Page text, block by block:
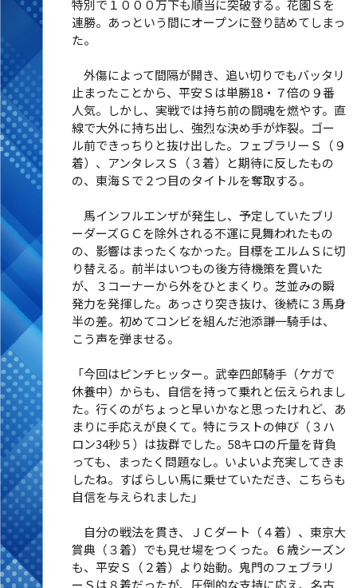
特別で１０００万下も順当に突破する。花園Ｓを
連勝。あっという間にオープンに登り詰めてしまっ
た。
外傷によって間隔が開き、追い切りでもバッタリ
止まったことから、平安Ｓは単勝18・７倍の９番
人気。しかし、実戦では持ち前の闘魂を燃やす。直
線で大外に持ち出し、強烈な決め手が炸裂。ゴー
ル前できっちりと抜け出した。フェブラリーＳ（９
着）、アンタレスＳ（３着）と期待に反したもの
の、東海Ｓで２つ目のタイトルを奪取する。
馬インフルエンザが発生し、予定していたブリ
ーダーズＧＣを除外される不運に見舞われたもの
の、影響はまったくなかった。目標をエルムＳに切
り替える。前半はいつもの後方待機策を貫いた
が、３コーナーから外をひとまくり。芝並みの瞬
発力を発揮した。あっさり突き抜け、後続に３馬身
半の差。初めてコンビを組んだ池添謙一騎手は、
こう声を弾ませる。
「今回はピンチヒッター。武幸四郎騎手（ケガで
休養中）からも、自信を持って乗れと伝えられまし
た。行くのがちょっと早いかなと思ったけれど、あ
まりに手応えが良くて。特にラストの伸び（３ハ
ロン34秒５）は抜群でした。58キロの斤量を背負
っても、まったく問題なし。いよいよ充実してきま
したね。すばらしい馬に乗せていただき、こちらも
自信を与えられました」
自分の戦法を貫き、ＪＣダート（４着）、東京大
賞典（３着）でも見せ場をつくった。６歳シーズン
も、平安Ｓ（２着）より始動。鬼門のフェブラリ
ーＳは８着だったが、圧倒的な支持に応え、名古